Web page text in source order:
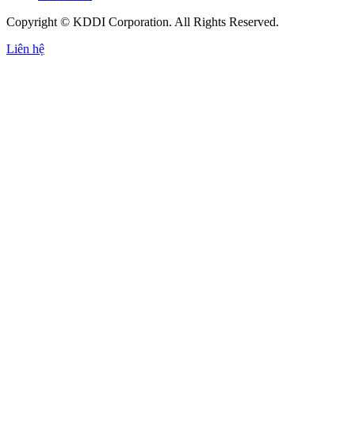
Copyright © KDDI Corporation. All Rights Reserved.
Liên hệ